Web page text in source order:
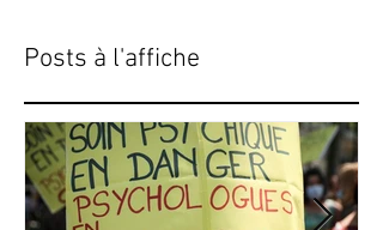
Posts à l'affiche